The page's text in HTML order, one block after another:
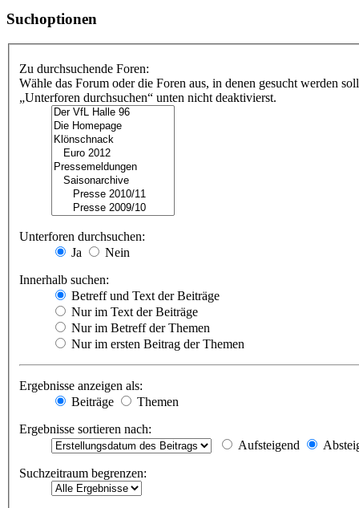
Suchoptionen
Zu durchsuchende Foren:
Wähle das Forum oder die Foren aus, in denen gesucht werden
„Unterforen durchsuchen“ unten nicht deaktivierst.
Unterforen durchsuchen:
Ja
Nein
Innerhalb suchen:
Betreff und Text der Beiträge
Nur im Text der Beiträge
Nur im Betreff der Themen
Nur im ersten Beitrag der Themen
Ergebnisse anzeigen als:
Beiträge
Themen
Ergebnisse sortieren nach:
Aufsteigend
Suchzeitraum begrenzen: